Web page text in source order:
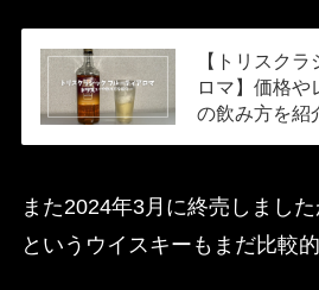
【トリスク
ロマ】価格や
の飲み方を紹
また2024年3月に終売しまし
というウイスキーもまだ比較